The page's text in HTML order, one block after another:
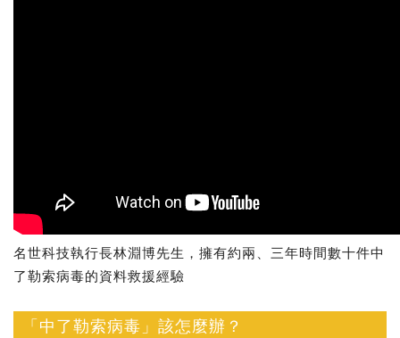
名世科技執行長林淵博先生，擁有約兩、三年時間數十件中
了勒索病毒的資料救援經驗
「中了勒索病毒」該怎麼辦？